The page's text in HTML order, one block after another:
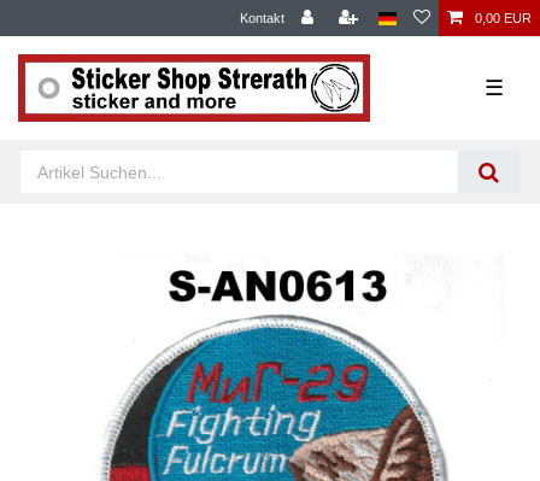
Kontakt 0,00 EUR
☰